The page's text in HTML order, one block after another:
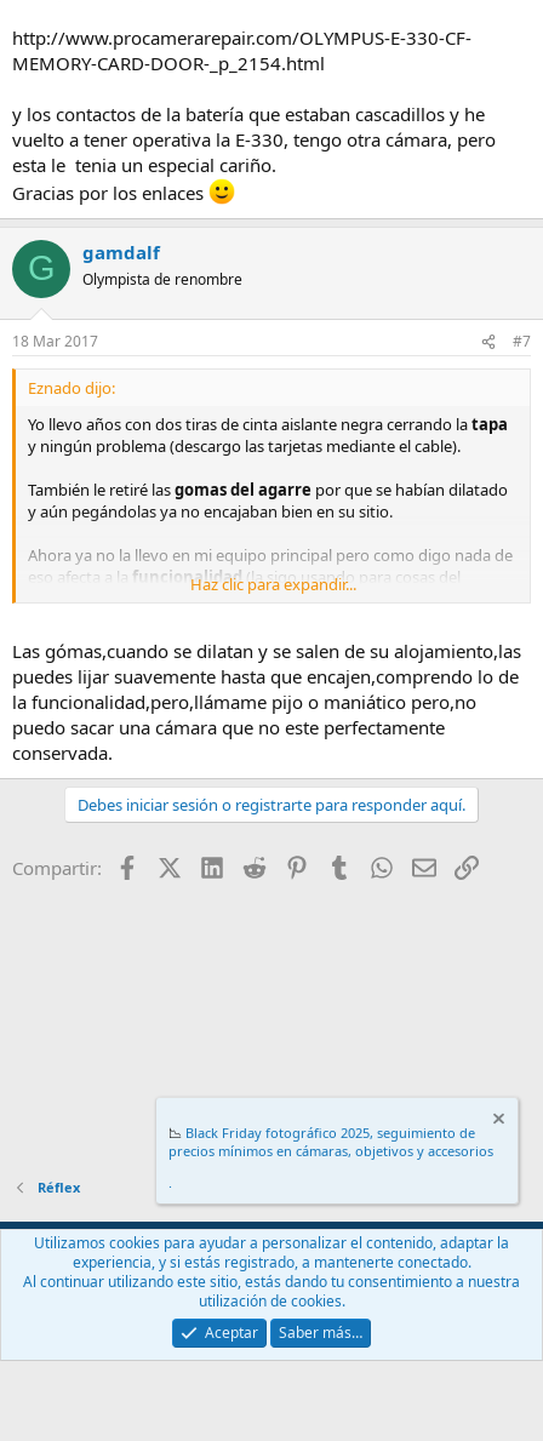
http://www.procamerarepair.com/OLYMPUS-E-330-CF-
MEMORY-CARD-DOOR-_p_2154.html
y los contactos de la batería que estaban cascadillos y he
vuelto a tener operativa la E-330, tengo otra cámara, pero
esta le tenia un especial cariño.
Gracias por los enlaces
G gamdalf
Olympista de renombre
18 Mar 2017 #7
Eznado dijo:
Yo llevo años con dos tiras de cinta aislante negra cerrando latapa
y ningún problema (descargo las tarjetas mediante el cable).
También le retiré lasgomas del agarre por que se habían dilatado
y aún pegándolas ya no encajaban bien en su sitio.
Ahora ya no la llevo en mi equipo principal pero como digo nada de
eso afecta a la funcionalidad(la sigo usando para cosas del
trabajo).
Nota:al retirar las gomas de la empuñadura el traslúcido rojodel
LED del retardador de disparo que a su vez oculta el receptor de la
señal del mando a distancia podría despegarse (a mi me sucedió un
tiempo después) pero lo sujeté con cinta aislante que dejaba el
hueco para que sobresaliera el cristalito rojo.
Una vez más...Estética 0 (o de fotoreportero) pero
Funcionalidad 10.
Cuando hice todo eso lasE-330ya se cotizaban por debajo de los
150€ y por supuesto ni iba "a meter dinero" en ella ni tampoco a
Haz clic para expandir...
Las gómas,cuando se dilatan y se salen de su alojamiento,las
puedes lijar suavemente hasta que encajen,comprendo lo de
la funcionalidad,pero,llámame pijo o maniático pero,no
puedo sacar una cámara que no este perfectamente
conservada.
Debes iniciar sesión o registrarte para responder aquí.
Compartir: FacebookX (Twitter)
LinkedIn
Reddit PinterestTumblr WhatsApp
EmailEnlace
Réflex
Español (ES)
Contáctanos
Términos y reglas Política de privacidad
Ayuda
Community platform by XenForo® © 2010-2024 XenForo Ltd.
📉 Black Friday fotográfico 2025, seguimiento de
precios mínimos en cámaras, objetivos y accesorios
.
Utilizamos cookies para ayudar a personalizar el contenido, adaptar la
experiencia, y si estás registrado, a mantenerte conectado.
Al continuar utilizando este sitio, estás dando tu consentimiento a nuestra
utilización de cookies.
Aceptar
Saber más…